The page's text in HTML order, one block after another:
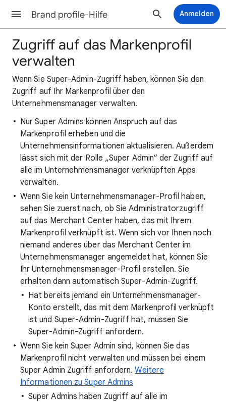
Brand profile-Hilfe Anmelden
Zugriff auf das Markenprofil
verwalten
Wenn Sie Super-Admin-Zugriff haben, können Sie den
Zugriff auf Ihr Markenprofil über den
Unternehmensmanager verwalten.
Nur Super Admins können Anspruch auf das
Markenprofil erheben und die
Unternehmensinformationen aktualisieren. Außerdem
lässt sich mit der Rolle „Super Admin“ der Zugriff auf
alle im Unternehmensmanager verknüpften Apps
verwalten.
Wenn Sie kein Unternehmensmanager-Profil haben,
sehen Sie zuerst nach, ob Sie Administratorzugriff
auf das Merchant Center haben, das mit Ihrem
Markenprofil verknüpft ist. Wenn sich vor Ihnen noch
niemand anderes über das Merchant Center im
Unternehmensmanager angemeldet hat, können Sie
Ihr Unternehmensmanager-Profil erstellen. Sie
erhalten dann automatisch Super-Admin-Zugriff.
Hat bereits jemand ein Unternehmensmanager-
Konto erstellt, das mit dem Markenprofil verknüpft
ist und Super-Admin-Zugriff hat, müssen Sie
Super-Admin-Zugriff anfordern.
Wenn Sie kein Super Admin sind, können Sie das
Markenprofil nicht verwalten und müssen bei einem
Super Admin Zugriff anfordern.Weitere
Informationen zu Super Admins
Super Admins haben Zugriff auf alle im